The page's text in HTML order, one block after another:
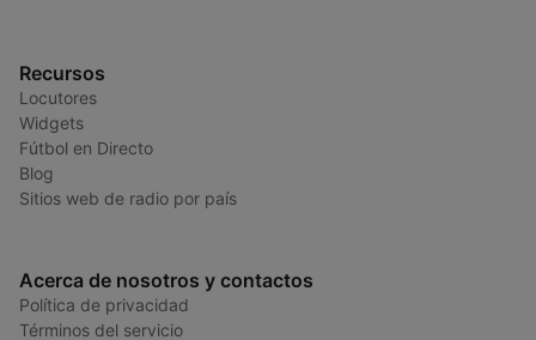
Recursos
Locutores
Widgets
Fútbol en Directo
Blog
Sitios web de radio por país
Acerca de nosotros y contactos
Política de privacidad
Términos del servicio